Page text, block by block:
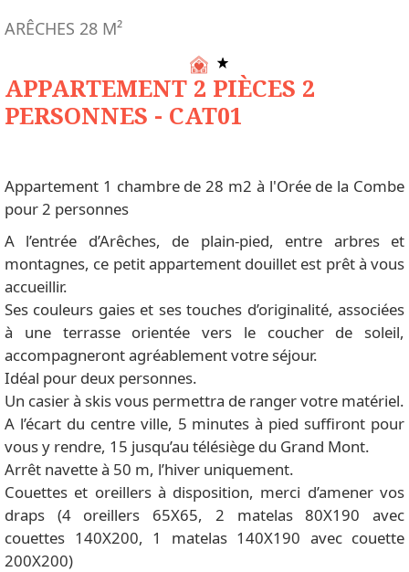
APPARTEMENT 2 PIÈCES 2
PERSONNES - CAT01
ARÊCHES 28 M²
Appartement 1 chambre de 28 m2 à l'Orée de la Combe
pour 2 personnes
A l’entrée d’Arêches, de plain-pied, entre arbres et
montagnes, ce petit appartement douillet est prêt à vous
accueillir.
Ses couleurs gaies et ses touches d’originalité, associées
à une terrasse orientée vers le coucher de soleil,
accompagneront agréablement votre séjour.
Idéal pour deux personnes.
Un casier à skis vous permettra de ranger votre matériel.
A l’écart du centre ville, 5 minutes à pied suffiront pour
vous y rendre, 15 jusqu’au télésiège du Grand Mont.
Arrêt navette à 50 m, l’hiver uniquement.
Couettes et oreillers à disposition, merci d’amener vos
draps (4 oreillers 65X65, 2 matelas 80X190 avec
couettes 140X200, 1 matelas 140X190 avec couette
200X200)